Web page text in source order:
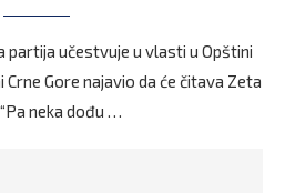
partija učestvuje u vlasti u Opštini
Crne Gore najavio da će čitava Zeta
neka dođu …